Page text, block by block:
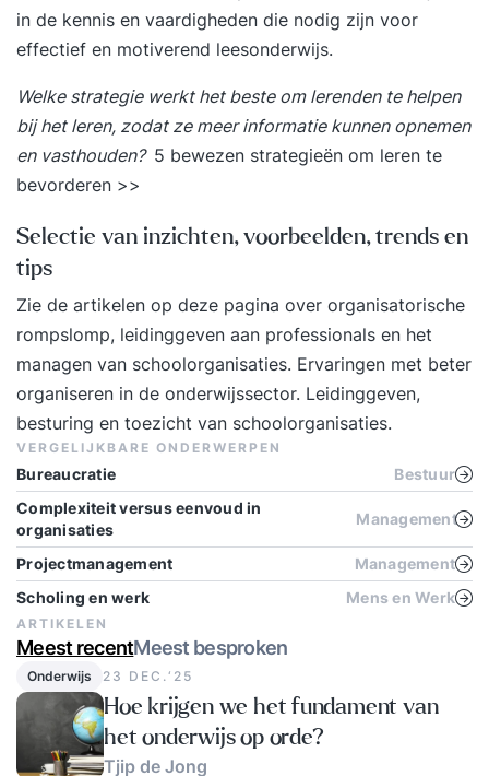
met de media. De mediatraining wordt op maat
ontwikkeld. Naast een meer algemene oriëntatie
vooraf op wat er speelt binnen en buiten uw
school zal ons bureau als input voor de
casuïstiek de door de deelnemers aangedragen
issues als uitgangspunt nemen. Op deze manier
leerbehoefte. Wij hebben de overtuiging dat
mensen optimaal leren als ze plezier hebben in
door persoonlijke aandacht en een
praktijkgerichte, positieve benadering waarin
humor, enthousiasme en zelfrelativering een
prominente plaats innemen. Aan de andere kant
wordt, wanneer dit nodig is, een meer
confronterende aanpak niet geschuwd. Strikte
vertrouwelijkheid Vanzelfsprekend staat bij ons
de privacy van de deelnemers hoog in het
vaandel. Alle informatie die wij vergaren voor,
tijdens en na onze mediatrainingen is en blijft
strikt vertrouwelijk. De cameraopnames die wij
maken tijdens de mediatrainingen worden direct
na afloop gewist. Erkend Silent Speakers is als
communicatietrainingsbureau erkend door en
geregistreerd bij het Centraal Register Kort
Beroepsonderwijs (CRKBO). De opname in het
in de kennis en vaardigheden die nodig zijn voor
effectief en motiverend leesonderwijs.
Welke strategie werkt het beste om lerenden te helpen
bij het leren, zodat ze meer informatie kunnen opnemen
en vasthouden? 5 bewezen strategieën om leren te
bevorderen >>
Selectie van inzichten, voorbeelden, trends en
tips
Zie de artikelen op deze pagina over organisatorische
rompslomp, leidinggeven aan professionals en het
managen van schoolorganisaties. Ervaringen met beter
organiseren in de onderwijssector. Leidinggeven,
besturing en toezicht van schoolorganisaties.
VERGELIJKBARE ONDERWERPEN
Bureaucratie
Bestuur
Complexiteit versus eenvoud in
organisaties
Management
Projectmanagement
Management
Scholing en werk
Mens en Werk
ARTIKELEN
Meest recentMeest besproken
Onderwijs 23 DEC.‘25
Hoe krijgen we het fundament van
het onderwijs op orde?
Tjip de Jong